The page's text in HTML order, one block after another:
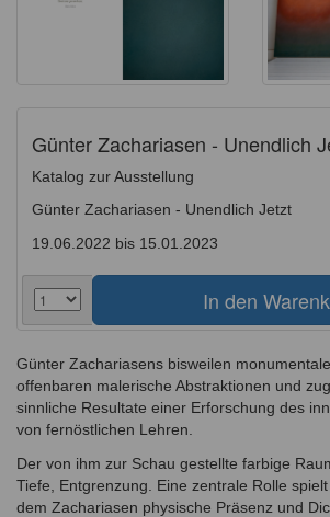
Günter Zachariasen - Unendlich
Katalog zur Ausstellung
Günter Zachariasen - Unendlich Jetzt
19.06.2022 bis 15.01.2023
Günter Zachariasens bisweilen
offenbaren malerische Abstraktionen und
sinnliche Resultate einer Erforschung des
von fernöstlichen Lehren.
Der von ihm zur Schau gestellte farbige
Tiefe, Entgrenzung. Eine zentrale Rolle
dem Zachariasen physische Präsenz und